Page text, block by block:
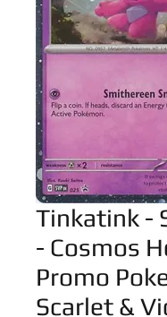
Tinkatink -
- Cosmos
Promo
Scarlet &